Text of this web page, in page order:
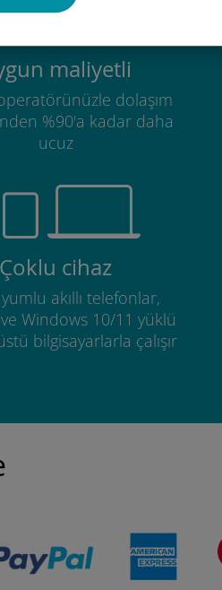
maliyetli
dolaşım
%90'a kadar daha
ucuz
Çoklu cihaz
akıllı telefonlar,
Windows 10/11 yüklü
bilgisayarlarla çalışır